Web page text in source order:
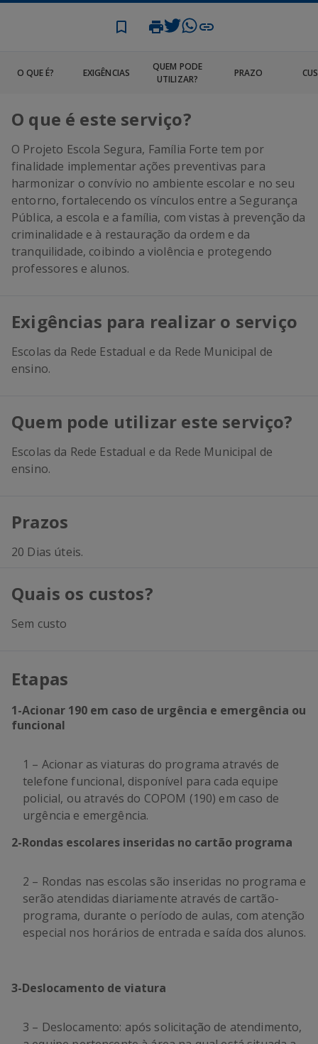
O QUE É? EXIGÊNCIAS
QUEM PODE
UTILIZAR?
PRAZO
O que é este serviço?
O Projeto Escola Segura, Família Forte tem por
finalidade implementar ações preventivas para
harmonizar o convívio no ambiente escolar e no seu
entorno, fortalecendo os vínculos entre a Segurança
Pública, a escola e a família, com vistas à prevenção da
criminalidade e à restauração da ordem e da
tranquilidade, coibindo a violência e protegendo
professores e alunos.
Exigências para realizar o serviço
Escolas da Rede Estadual e da Rede Municipal de
ensino.
Quem pode utilizar este serviço?
Escolas da Rede Estadual e da Rede Municipal de
ensino.
Prazos
20 Dias úteis.
Quais os custos?
Sem custo
Etapas
1-Acionar 190 em caso de urgência e emergência ou
funcional
1 – Acionar as viaturas do programa através de
telefone funcional, disponível para cada equipe
policial, ou através do COPOM (190) em caso de
urgência e emergência.
2-Rondas escolares inseridas no cartão programa
2 – Rondas nas escolas são inseridas no programa e
serão atendidas diariamente através de cartão-
programa, durante o período de aulas, com atenção
especial nos horários de entrada e saída dos alunos.
3-Deslocamento de viatura
3 – Deslocamento: após solicitação de atendimento,